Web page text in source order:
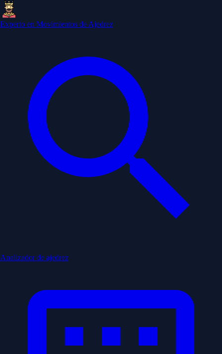
Experto en Movimientos de Ajedrez
Analizador de ajedrez